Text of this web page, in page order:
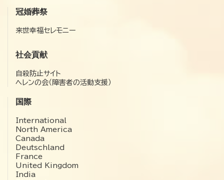
冠婚葬祭
来世幸福セレモニー
社会貢献
自殺防止サイト
ヘレンの会（障害者の活動支援）
国際
International
North America
Canada
Deutschland
France
United Kingdom
India